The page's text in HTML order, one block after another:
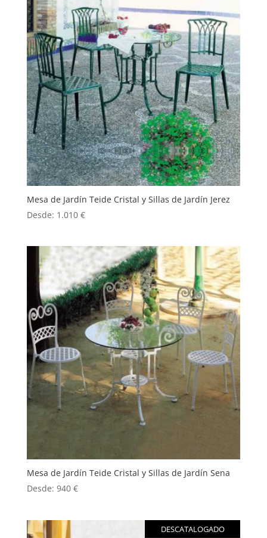
Mesa de Jardín Teide Cristal y Sillas de Jardín Jerez
Desde: 1.010 €
Mesa de Jardín Teide Cristal y Sillas de Jardín Sena
Desde: 940 €
DESCATALOGADO